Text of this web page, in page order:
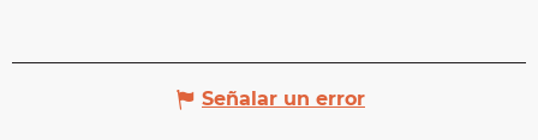
Señalar un error